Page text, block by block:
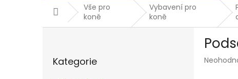
DomůVše pro
koně
Vybavení pro
koně
kategorie
Kategorie